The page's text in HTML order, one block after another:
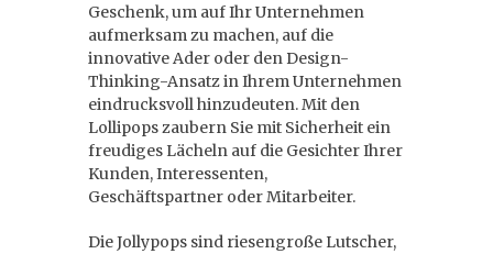
Geschenk, um auf Ihr Unternehmen
aufmerksam zu machen, auf die
innovative Ader oder den Design-
Thinking-Ansatz in Ihrem Unternehmen
eindrucksvoll hinzudeuten. Mit den
Lollipops zaubern Sie mit Sicherheit ein
freudiges Lächeln auf die Gesichter Ihrer
Kunden, Interessenten,
Geschäftspartner oder Mitarbeiter.
Die Jollypops sind riesengroße Lutscher,